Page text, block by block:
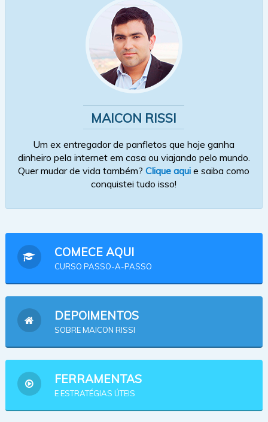
MAICON RISSI
Um ex entregador de panfletos que hoje ganha
dinheiro pela internet em casa ou viajando pelo mundo.
Quer mudar de vida também?Clique aqui e saiba como
conquistei tudo isso!
COMECE AQUI
CURSO PASSO-A-PASSO
DEPOIMENTOS
SOBRE MAICON RISSI
FERRAMENTAS
E ESTRATÉGIAS ÚTEIS